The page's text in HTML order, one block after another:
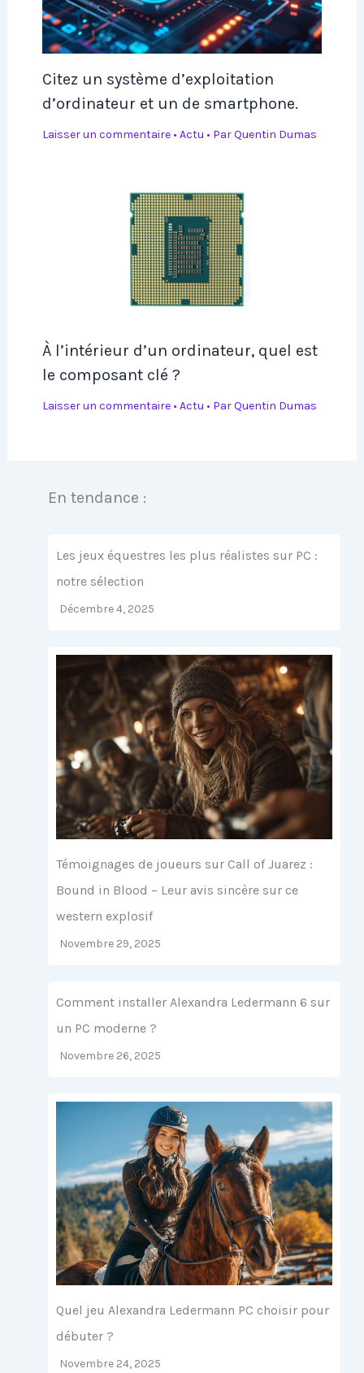
Citez un système d’exploitation
d’ordinateur et un de smartphone.
Laisser un commentaire • Actu • ParQuentin Dumas
À l’intérieur d’un ordinateur, quel est
le composant clé ?
Laisser un commentaire • Actu • ParQuentin Dumas
En tendance :
Les jeux équestres les plus réalistes sur PC :
notre sélection
Décembre 4, 2025
Témoignages de joueurs sur Call of Juarez :
Bound in Blood – Leur avis sincère sur ce
western explosif
Novembre 29, 2025
Comment installer Alexandra Ledermann 6 sur
un PC moderne ?
Novembre 26, 2025
Quel jeu Alexandra Ledermann PC choisir pour
débuter ?
Novembre 24, 2025